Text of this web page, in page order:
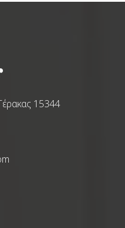
15344